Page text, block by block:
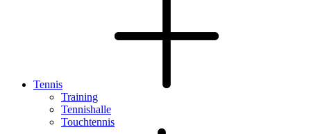
Tennis
Training
Tennishalle
Touchtennis